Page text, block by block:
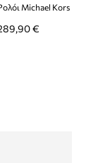
Michael Kors
€